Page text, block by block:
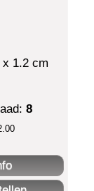
x 1.2 cm
8